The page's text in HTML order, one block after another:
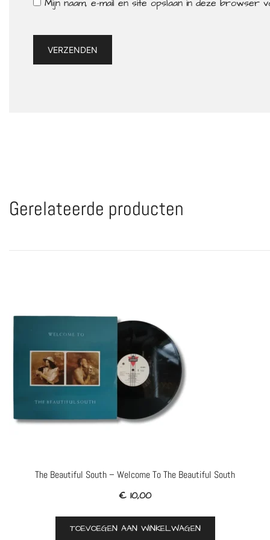
Mijn naam, e-mail en site opslaan in deze
Gerelateerde producten
The Beautiful South – Welcome To The Beautiful South
€ 10,00
TOEVOEGEN AAN WINKELWAGEN